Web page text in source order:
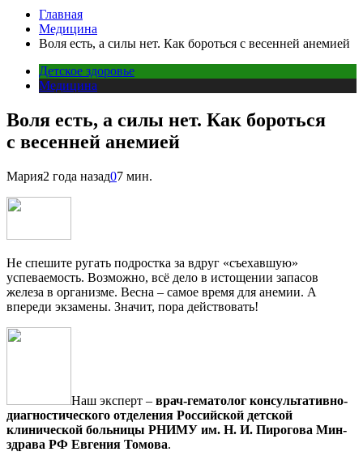
Главная
Медицина
Воля есть, а силы нет. Как бороться с весенней анемией
Детское здоровье
Медицина
Воля есть, а силы нет. Как бороться
с весенней анемией
Мария2 года назад07 мин.
Не спешите ругать подростка за вдруг «съехавшую»
успеваемость. Возможно, всё дело в истощении запасов
железа в организме. Весна – самое время для анемии. А
впереди экзамены. Значит, пора действовать!
Наш эксперт – врач-гематолог консультативно-
диагностического отделения Российской детской
клинической больницы РНИМУ им. Н. И. Пирогова Мин­
здрава РФ Евгения Томова.